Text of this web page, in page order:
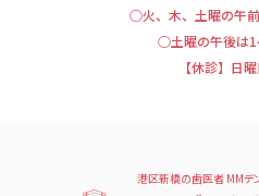
○火、木、土曜の午
○土曜の午後は
【休診】日
港区新橋の歯医者 MMデ